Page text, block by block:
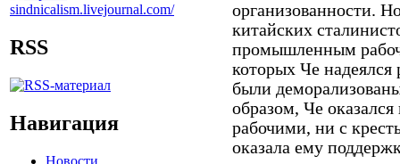
RSS
Навигация
Новости
организованности.
китайских
промышленным
которых Че надеялся
были
образом, Че оказался
рабочими, ни с
оказала ему